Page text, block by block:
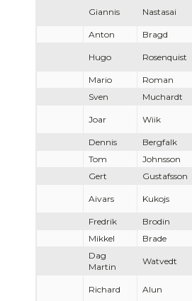
Giannis Nastasai
Anton
Bragd
Hugo Rosenquist
Mario
Roman
Sven
Muchardt
Joar Wiik
Dennis
Bergfalk
Tom
Johnsson
Gert
Gustafsson
Aivars Kukojs
Fredrik
Brodin
Mikkel
Brade
Dag
Martin
Watvedt
Richard Alun